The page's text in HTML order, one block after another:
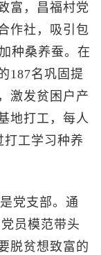
，昌福村党
作社，吸引包
种桑养蚕。在
187名巩固提
激发贫困户产
地打工，每人
打工学习种养
党支部。通
员模范带头
脱贫想致富的